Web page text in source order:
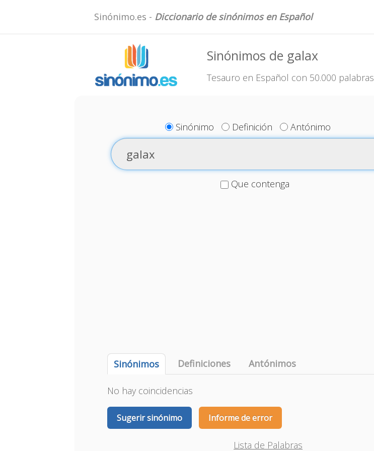
Sinónimo.es - Diccionario de sinónimos en Español
Sinónimos de galax
Tesauro en Español con 50.000 palabras
Sinónimo Definición Antónimo
Que contenga
Sinónimos Definiciones Antónimos
No hay coincidencias
Sugerir sinónimo Informe de error
Lista de Palabras